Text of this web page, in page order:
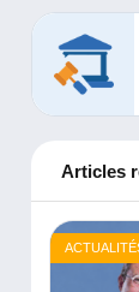
Articles